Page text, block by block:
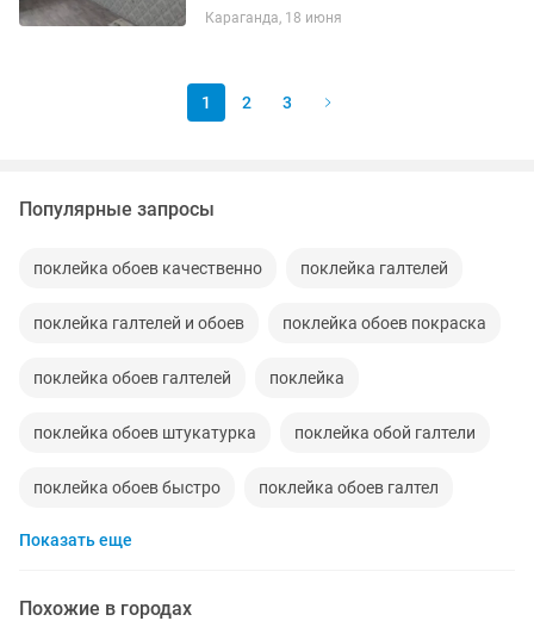
стыки, подгон рисунка без смещений.
Караганда, 18 июня
1 2 3
Популярные запросы
поклейка обоев качественно поклейка галтелей
поклейка галтелей и обоев поклейка обоев покраска
поклейка обоев галтелей поклейка
поклейка обоев штукатурка поклейка обой галтели
поклейка обоев быстро поклейка обоев галтел
поклейка обоев ремонт
Показать еще
Похожие в городах